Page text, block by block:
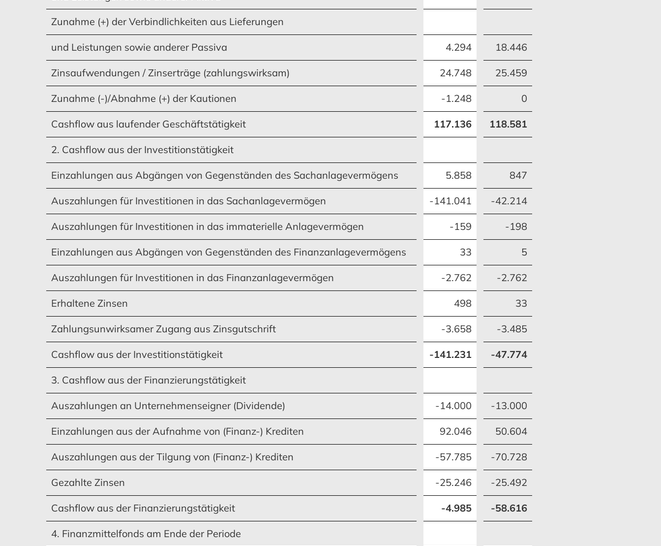
MEHR ERFAHREN MEHR ERFAHREN
Zunahme (+) der Verbindlichkeiten aus Lieferungen
und Leistungen sowie anderer Passiva 4.294 18.446
Zinsaufwendungen / Zinserträge (zahlungswirksam) 24.748 25.459
Zunahme (-)/Abnahme (+) der Kautionen -1.248 0
Cashflow aus laufender Geschäftstätigkeit 117.136 118.581
2. Cashflow aus der Investitionstätigkeit
Einzahlungen aus Abgängen von Gegenständen des Sachanlagevermögens 5.858 847
Auszahlungen für Investitionen in das Sachanlagevermögen -141.041 -42.214
Auszahlungen für Investitionen in das immaterielle Anlagevermögen -159 -198
Einzahlungen aus Abgängen von Gegenständen des Finanzanlagevermögens 33 5
Auszahlungen für Investitionen in das Finanzanlagevermögen -2.762 -2.762
Erhaltene Zinsen 498 33
Zahlungsunwirksamer Zugang aus Zinsgutschrift -3.658 -3.485
Cashflow aus der Investitionstätigkeit -141.231 -47.774
3. Cashflow aus der Finanzierungstätigkeit
Auszahlungen an Unternehmenseigner (Dividende) -14.000 -13.000
Einzahlungen aus der Aufnahme von (Finanz-) Krediten 92.046 50.604
Auszahlungen aus der Tilgung von (Finanz-) Krediten -57.785 -70.728
Gezahlte Zinsen -25.246 -25.492
Cashflow aus der Finanzierungstätigkeit -4.985 -58.616
4. Finanzmittelfonds am Ende der Periode
Bestätigungsvermerk
MEHR ERFAHREN
MEHR ERFAHREN MEHR ERFAHREN